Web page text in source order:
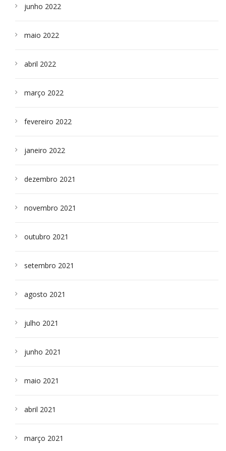
junho 2022
maio 2022
abril 2022
março 2022
fevereiro 2022
janeiro 2022
dezembro 2021
novembro 2021
outubro 2021
setembro 2021
agosto 2021
julho 2021
junho 2021
maio 2021
abril 2021
março 2021